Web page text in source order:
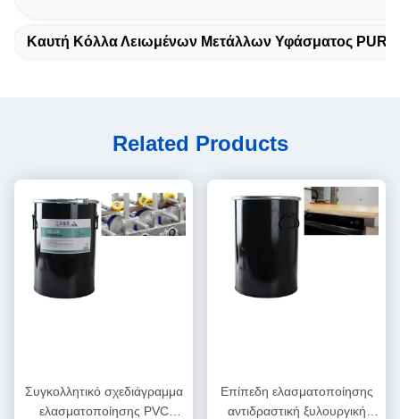
Καυτή Κόλλα Λειωμένων Μετάλλων Υφάσματος PUR
Related Products
Συγκολλητικό σχεδιάγραμμα
ελασματοποίησης PVC
Επίπεδη ελασματοποίησης
αντιδραστική ξυλουργική